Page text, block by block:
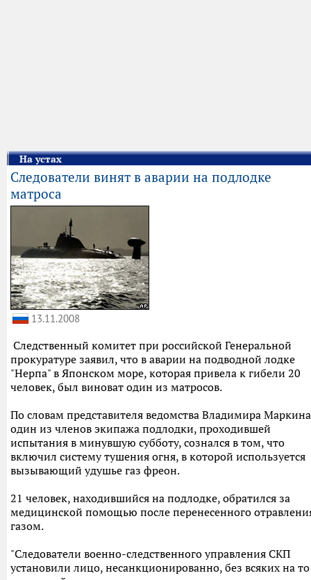
На устах
Следователи винят в аварии на подлодке
матроса
13.11.2008
Следственный комитет при российской Генеральной
прокуратуре заявил, что в аварии на подводной лодке
"Нерпа" в Японском море, которая привела к гибели 20
человек, был виноват один из матросов.
По словам представителя ведомства Владимира
один из членов экипажа подлодки, проходившей
испытания в минувшую субботу, сознался в том, что
включил систему тушения огня, в которой используется
вызывающий удушье газ фреон.
21 человек, находившийся на подлодке, обратился за
медицинской помощью после перенесенного
газом.
"Следователи военно-следственного управления СКП
установили лицо, несанкционированно, без всяких на то